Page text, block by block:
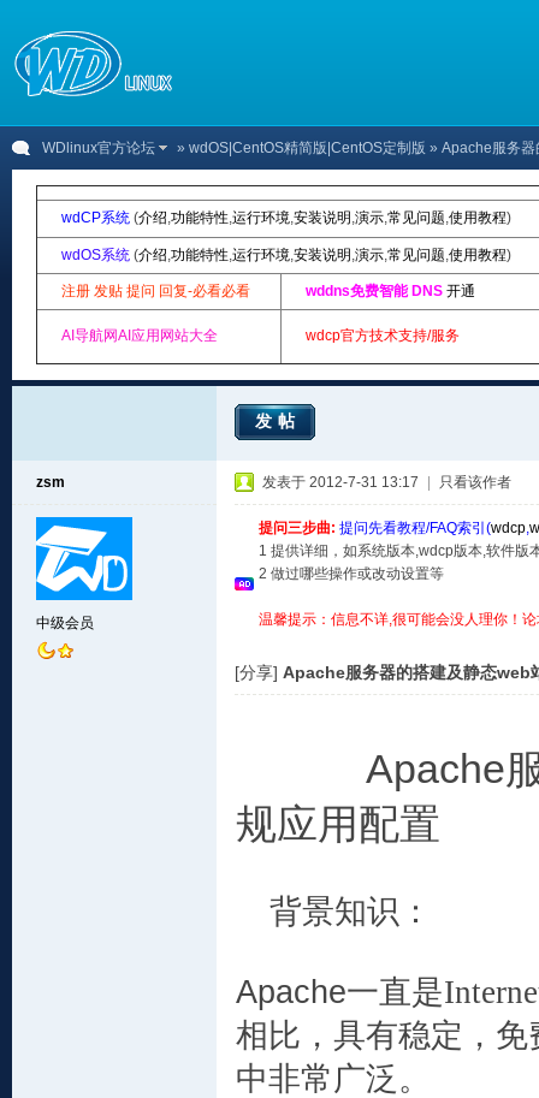
WDlinux官方论坛 » wdOS|CentOS精简版|CentOS定制版 » Apache服务
wdCP系统 (介绍,功能特性,运行环境,安装说明 ,演示,常见问题,使用教程)
wdOS系统 (介绍,功能特性,运行环境,安装说明 ,演示,常见问题,使用教程)
注册 发贴 提问 回复-必看必看 wddns免费智能 DNS 开通
AI导航网AI应用网站大全 wdcp官方技术支持/服务
发帖
zsm
中级会员
发表于 2012-7-31 13:17 只看该作者
提问三步曲: 提问先看教程/FAQ索引(wdcp,
1 提供详细，如系统版本,wdcp版本,软件版
2 做过哪些操作或改动设置等
温馨提示：信息不详,很可能会没人理你！
[分享] Apache服务器的搭建及静态web
Apache
规应用配置
背景知识：
Apache一直是
相比，具有稳定，
中非常广泛。